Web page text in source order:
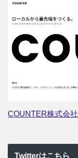
COUNTER株式会社
Twitterはこちら